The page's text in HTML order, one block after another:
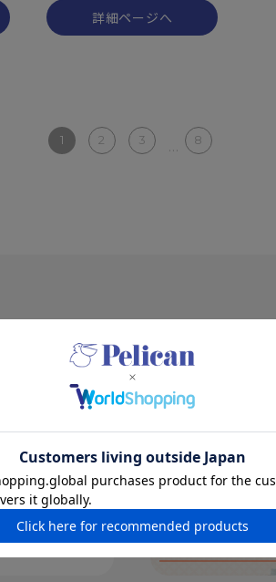
詳細ページへ
1 2 3 ... 8
SPECIAL
特集
ペーン
っと好きにな
イントプレゼ